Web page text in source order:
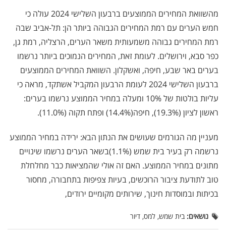
מהשוואת המחירים הממוצעים ברבעון השלישי 2024 עולה כי
חמש הערים עם רמת המחירים הגבוהה ביותר הן: תל-אביב שבה
רמת המחירים גבוהה משמעותית משאר הערים, הרצליה, רמת גן,
כפר סבא, וירושלים. לעומת זאת, המחירים הנמוכים ביותר נרשמו
בערים באר שבע, חיפה, ואשקלון. השוואת המחירים הממוצעים
ברבעון השלישי 2024 לעומת הרבעון המקביל אשתקד, מראה כי
עליות בולטות של 10% ומעלה במחיר הממוצע נרשמו בערים:
ראשון לציון (19.3%), חיפה(14.4%) ופתח תקוה (11.0%).
מעניין מה הגורמים שעושים את הנתון הבא: ירידה במחיר הממוצע
נרשמה רק בעיר בית שמש (1.1%)בשאר הערים נרשמו שינויים
מתונים במחיר הממוצע. האם זה אולי שהמציאות כבר מחלחלת
טוב לתודעת ציבור הרוכשים, בעיות צפיפות בתחבורה, מחסור
בכיתות ובמוסדות חינוך, שירותים מקומיים ירודים,
נושאים: בית שמש, למס, דיור